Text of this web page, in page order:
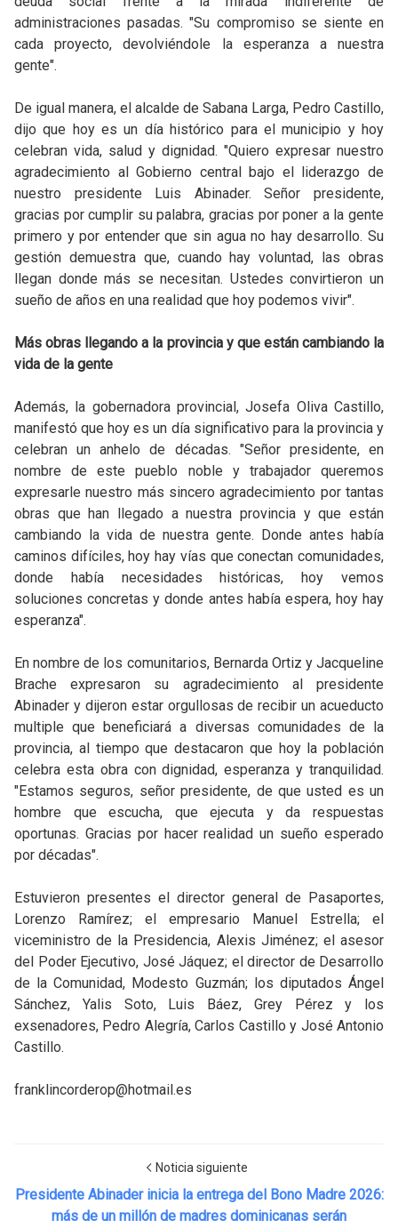
administraciones pasadas. "Su compromiso se siente en
cada proyecto, devolviéndole la esperanza a nuestra
gente".
De igual manera, el alcalde de Sabana Larga, Pedro Castillo,
dijo que hoy es un día histórico para el municipio y hoy
celebran vida, salud y dignidad. "Quiero expresar nuestro
agradecimiento al Gobierno central bajo el liderazgo de
nuestro presidente Luis Abinader. Señor presidente,
gracias por cumplir su palabra, gracias por poner a la gente
primero y por entender que sin agua no hay desarrollo. Su
gestión demuestra que, cuando hay voluntad, las obras
llegan donde más se necesitan. Ustedes convirtieron un
sueño de años en una realidad que hoy podemos vivir".
Más obras llegando a la provincia y que están cambiando la
vida de la gente
Además, la gobernadora provincial, Josefa Oliva Castillo,
manifestó que hoy es un día significativo para la provincia y
celebran un anhelo de décadas. "Señor presidente, en
nombre de este pueblo noble y trabajador queremos
expresarle nuestro más sincero agradecimiento por tantas
obras que han llegado a nuestra provincia y que están
cambiando la vida de nuestra gente. Donde antes había
caminos difíciles, hoy hay vías que conectan comunidades,
donde había necesidades históricas, hoy vemos
soluciones concretas y donde antes había espera, hoy hay
esperanza".
En nombre de los comunitarios, Bernarda Ortiz y Jacqueline
Brache expresaron su agradecimiento al presidente
Abinader y dijeron estar orgullosas de recibir un acueducto
multiple que beneficiará a diversas comunidades de la
provincia, al tiempo que destacaron que hoy la población
celebra esta obra con dignidad, esperanza y tranquilidad.
"Estamos seguros, señor presidente, de que usted es un
hombre que escucha, que ejecuta y da respuestas
oportunas. Gracias por hacer realidad un sueño esperado
por décadas".
Estuvieron presentes el director general de Pasaportes,
Lorenzo Ramírez; el empresario Manuel Estrella; el
viceministro de la Presidencia, Alexis Jiménez; el asesor
del Poder Ejecutivo, José Jáquez; el director de Desarrollo
de la Comunidad, Modesto Guzmán; los diputados Ángel
Sánchez, Yalis Soto, Luis Báez, Grey Pérez y los
exsenadores, Pedro Alegría, Carlos Castillo y José Antonio
Castillo.
franklincorderop@hotmail.es
Noticia siguiente
Presidente Abinader inicia la entrega del Bono Madre 2026:
más de un millón de madres dominicanas serán